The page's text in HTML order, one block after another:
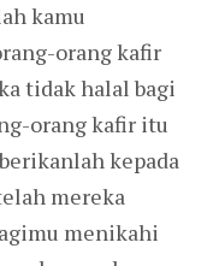
kamu
orang kafir
tidak halal bagi
orang kafir itu
kepada
mereka
menikahi